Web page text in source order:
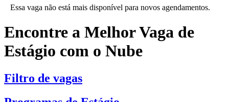
Essa vaga não está mais disponível para novos agendamentos.
Encontre a Melhor Vaga de
Estágio com o Nube
Filtro de vagas